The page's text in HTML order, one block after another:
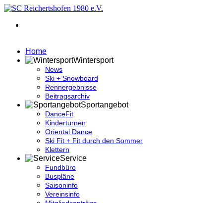
Home
Wintersport
News
Ski + Snowboard
Rennergebnisse
Beitragsarchiv
Sportangebot
DanceFit
Kinderturnen
Oriental Dance
Ski Fit + Fit durch den Sommer
Klettern
Service
Fundbüro
Buspläne
Saisoninfo
Vereinsinfo